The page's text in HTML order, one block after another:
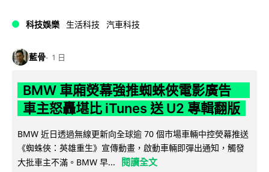
科技娛樂 生活科技 汽車科技
藍骨 1 日
BMW 車廂熒幕強推蜘蛛俠電影廣告
車主怒轟堪比 iTunes 送 U2 專輯翻版
BMW 近日透過無線更新向全球逾 70 個市場車輛中控熒幕推送
《蜘蛛俠：英雄重生》宣傳動畫，啟動車輛即彈出通知，觸發
大批車主不滿。BMW 早...
閱讀全文